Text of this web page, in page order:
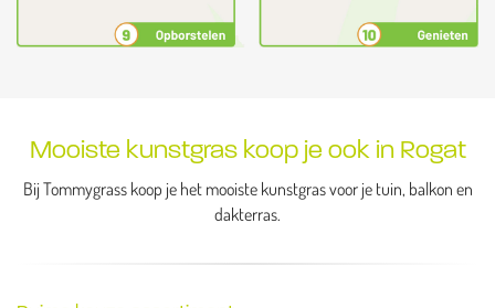
Mooiste kunstgras koop je ook in Rogat
Bij Tommygrass koop je het mooiste kunstgras voor je tuin, balkon en
dakterras.